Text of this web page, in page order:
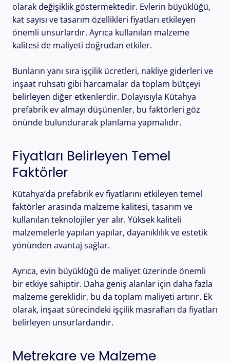
olarak değişiklik göstermektedir. Evlerin büyüklüğü,
kat sayısı ve tasarım özellikleri fiyatları etkileyen
önemli unsurlardır. Ayrıca kullanılan malzeme
kalitesi de maliyeti doğrudan etkiler.
Bunların yanı sıra işçilik ücretleri, nakliye giderleri ve
inşaat ruhsatı gibi harcamalar da toplam bütçeyi
belirleyen diğer etkenlerdir. Dolayısıyla Kütahya
prefabrik ev almayı düşünenler, bu faktörleri göz
önünde bulundurarak planlama yapmalıdır.
Fiyatları Belirleyen Temel
Faktörler
Kütahya’da prefabrik ev fiyatlarını etkileyen temel
faktörler arasında malzeme kalitesi, tasarım ve
kullanılan teknolojiler yer alır. Yüksek kaliteli
malzemelerle yapılan yapılar, dayanıklılık ve estetik
yönünden avantaj sağlar.
Ayrıca, evin büyüklüğü de maliyet üzerinde önemli
bir etkiye sahiptir. Daha geniş alanlar için daha fazla
malzeme gereklidir, bu da toplam maliyeti artırır. Ek
olarak, inşaat sürecindeki işçilik masrafları da fiyatları
belirleyen unsurlardandır.
Metrekare ve Malzeme